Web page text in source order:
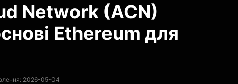
Network (ACN)
Ethereum для
2026-05-04